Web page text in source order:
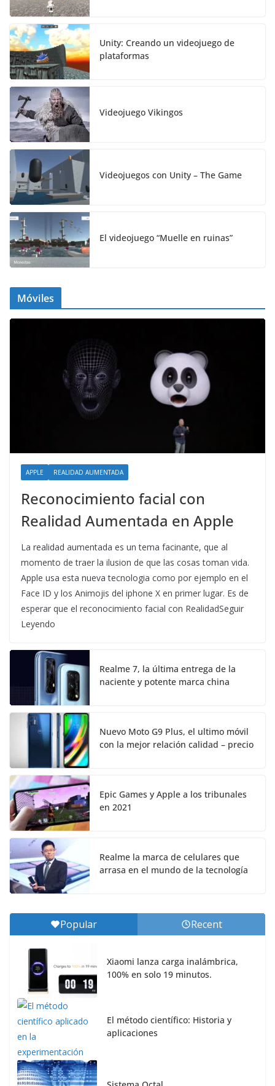
Unity: Creando un videojuego de
plataformas
Videojuego Vikingos
Videojuegos con Unity – The Game
El videojuego “Muelle en ruinas”
Móviles
APPLE REALIDAD AUMENTADA
Reconocimiento facial con
Realidad Aumentada en Apple
La realidad aumentada es un tema facinante, que al
momento de traer la ilusion de que las cosas toman vida.
Apple usa esta nueva tecnologia como por ejemplo en el
Face ID y los Animojis del iphone X en primer lugar. Es de
esperar que el reconocimiento facial con RealidadSeguir
Leyendo
Realme 7, la última entrega de la
naciente y potente marca china
Nuevo Moto G9 Plus, el ultimo móvil
con la mejor relación calidad – precio
Epic Games y Apple a los tribunales
en 2021
Realme la marca de celulares que
arrasa en el mundo de la tecnología
Popular Recent
Xiaomi lanza carga inalámbrica,
100% en solo 19 minutos.
El método científico: Historia y
aplicaciones